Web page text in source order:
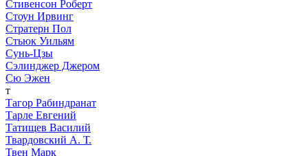
Стивенсон Роберт
Стоун Ирвинг
Стратерн Пол
Стьюк Уильям
Сунь-Цзы
Сэлинджер Джером
Сю Эжен
т
Тагор Рабиндранат
Тарле Евгений
Татищев Василий
Твардовский А. Т.
Твен Марк